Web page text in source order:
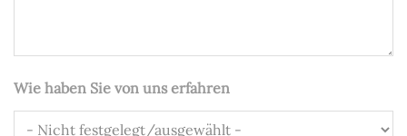
Wie haben Sie von uns erfahren